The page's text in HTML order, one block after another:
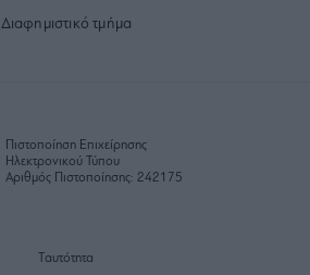
Διαφημιστικό τμήμα
Πιστοποίηση Επιχείρησης
Ηλεκτρονικού Τύπου
Αριθμός Πιστοποίησης: 242175
Ταυτότητα